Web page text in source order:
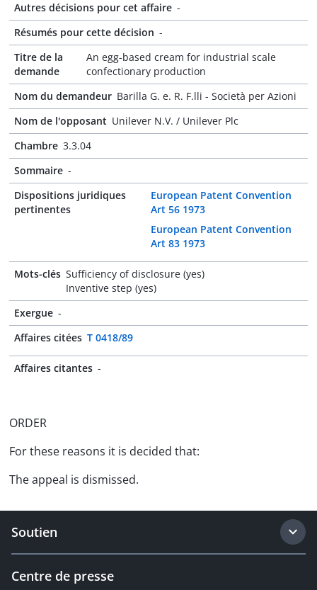
Autres décisions pour cet affaire -
Résumés pour cette décision -
Titre de la
demande
An egg-based cream for industrial scale
confectionary production
Nom du demandeur Barilla G. e. R. F.lli - Società per Azioni
Nom de l'opposant Unilever N.V. / Unilever Plc
Chambre 3.3.04
Sommaire -
Dispositions juridiques
pertinentes
European Patent Convention
Art 56 1973
European Patent Convention
Art 83 1973
Mots-clés Sufficiency of disclosure (yes)
Inventive step (yes)
Exergue -
Affaires citées T 0418/89
Affaires citantes -
ORDER
For these reasons it is decided that:
The appeal is dismissed.
Soutien
Centre de presse